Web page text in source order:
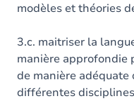
modèles et théories
3.c. maitriser la
manière approfondie
de manière
différentes